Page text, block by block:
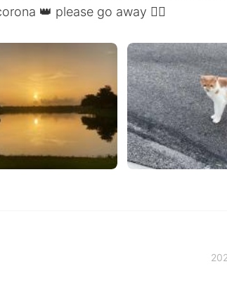
👑 please go away 🙇‍♀️